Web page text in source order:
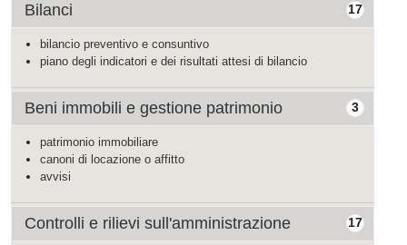
17
Bilanci
bilancio preventivo e consuntivo
piano degli indicatori e dei risultati attesi di bilancio
3
Beni immobili e gestione patrimonio
patrimonio immobiliare
canoni di locazione o affitto
avvisi
17
Controlli e rilievi sull'amministrazione